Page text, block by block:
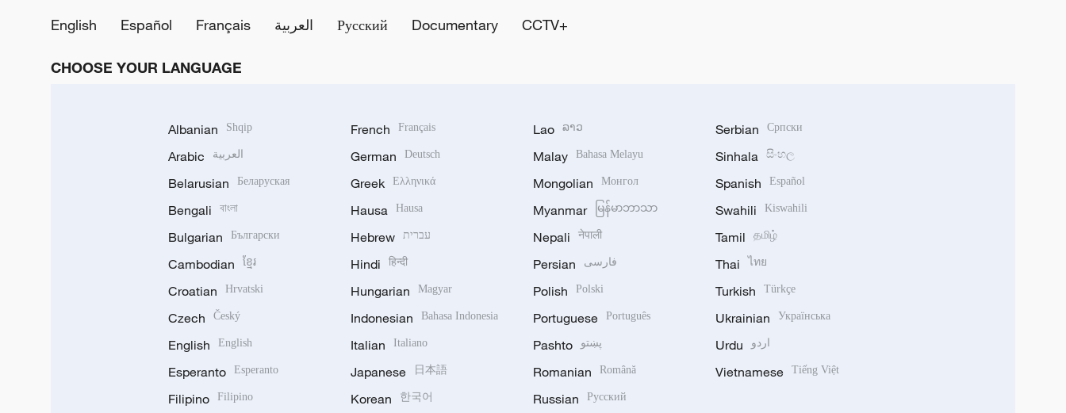
English
Español Français العربية Русский Documentary CCTV+
CHOOSE YOUR LANGUAGE
Albanian Shqip
Arabic العربية
Belarusian Беларуская
Bengali বাংলা
Bulgarian Български
Cambodian ខ្មែរ
Croatian Hrvatski
Czech Český
English English
Esperanto Esperanto
Filipino Filipino
French Français
German Deutsch
Greek Ελληνικά
Hausa Hausa
Hebrew עברית
Hindi हिन्दी
Hungarian Magyar
Indonesian Bahasa Indonesia
Italian Italiano
Japanese 日本語
Korean 한국어
Lao ລາວ
Malay Bahasa Melayu
Mongolian Монгол
Myanmar မြန်မာဘာသာ
Nepali नेपाली
Persian فارسی
Polish Polski
Portuguese Português
Pashto پښتو
Romanian Română
Russian Русский
Serbian Српски
Sinhala සිංහල
Spanish Español
Swahili Kiswahili
Tamil தமிழ்
Thai ไทย
Turkish Türkçe
Ukrainian Українська
Urdu اردو
Vietnamese Tiếng Việt